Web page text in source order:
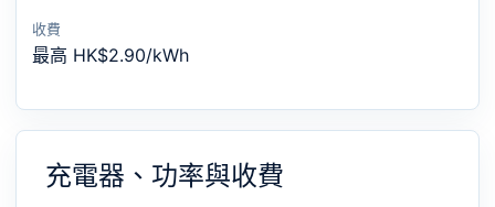
收費
最高 HK$2.90/kWh
充電器、功率與收費